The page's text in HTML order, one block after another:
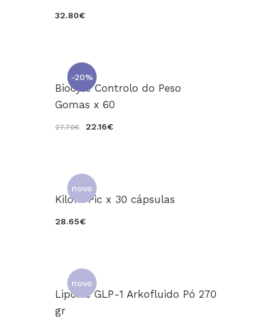
32.80€
-20%
Biocyte Controlo do Peso
Gomas x 60
27.70€ 22.16€
novo
Kilofit Pic x 30 cápsulas
28.65€
novo
LipoPic GLP-1 Arkofluido Pó 270
gr